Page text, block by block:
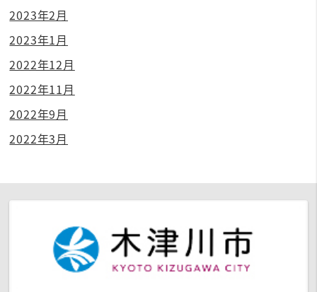
2023年2月
2023年1月
2022年12月
2022年11月
2022年9月
2022年3月